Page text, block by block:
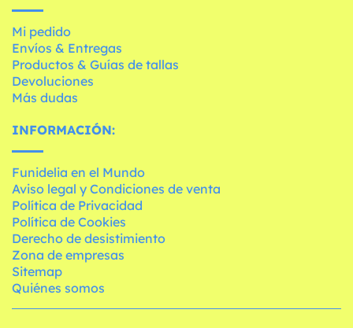
Mi pedido
Envíos & Entregas
Productos & Guías de tallas
Devoluciones
Más dudas
INFORMACIÓN:
Funidelia en el Mundo
Aviso legal y Condiciones de venta
Política de Privacidad
Política de Cookies
Derecho de desistimiento
Zona de empresas
Sitemap
Quiénes somos